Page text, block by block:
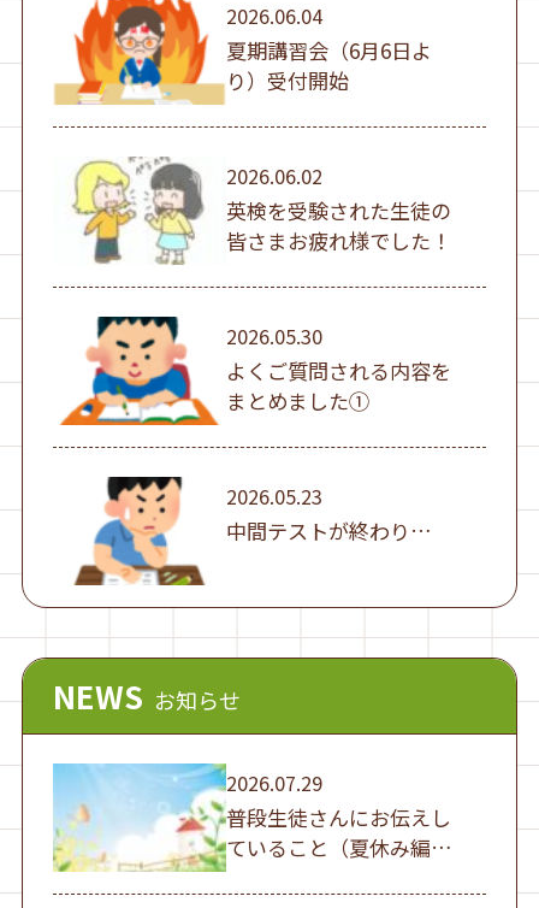
2026.06.04
夏期講習会（6月6日よ
り）受付開始
2026.06.02
英検を受験された生徒の
皆さまお疲れ様でした！
2026.05.30
よくご質問される内容を
まとめました①
2026.05.23
中間テストが終わり…
NEWS お知らせ
2026.07.29
普段生徒さんにお伝えし
ていること（夏休み編
①）